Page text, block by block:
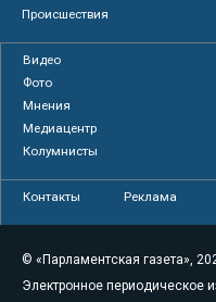
Происшествия
Видео
Фото
Мнения
Медиацентр
Колумнисты
Контакты Реклама
© «Парламентская газета»,
Электронное периодическое